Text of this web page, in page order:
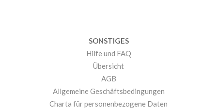
SONSTIGES
Hilfe und FAQ
Übersicht
AGB
Allgemeine Geschäftsbedingungen
Charta für personenbezogene Daten